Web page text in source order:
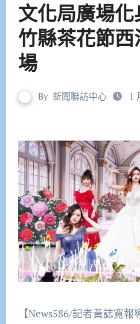
文化局廣場
竹縣茶花節
場
By 新聞聯訪中心 1
【News586/記者黃誌寬